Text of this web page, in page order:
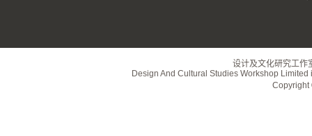
设计及文化研究工作
Design And Cultural Studies Workshop
Copyright